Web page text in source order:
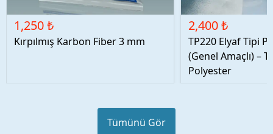
1,250 ₺
Kırpılmış Karbon Fiber 3 mm
2,400 ₺
TP220 Elyaf Tipi
(Genel Amaçlı) –
Polyester
Tümünü Gör